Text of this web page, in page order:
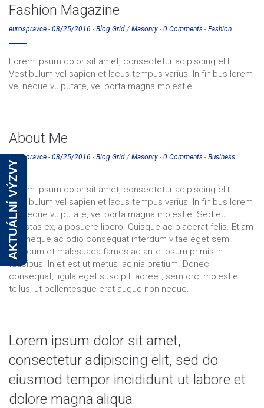
Fashion Magazine
eurospravce - 08/25/2016 - Blog Grid / Masonry - 0 Comments - Fashion
Lorem ipsum dolor sit amet, consectetur adipiscing elit.
Vestibulum vel sapien et lacus tempus varius. In finibus lorem
vel neque vulputate, vel porta magna molestie.
About Me
eurospravce - 08/25/2016 - Blog Grid / Masonry - 0 Comments - Business
Lorem ipsum dolor sit amet, consectetur adipiscing elit.
Vestibulum vel sapien et lacus tempus varius. In finibus lorem
vel neque vulputate, vel porta magna molestie. Sed eu
egestas ex, a posuere libero. Quisque ac placerat felis. Etiam
non neque ac odio consequat interdum vitae eget sem.
Interdum et malesuada fames ac ante ipsum primis in
faucibus. In et est ut metus lacinia pretium. Donec
consequat, ligula eget suscipit laoreet, sem orci molestie
tellus, ut pellentesque erat augue non neque.
Lorem ipsum dolor sit amet,
consectetur adipiscing elit, sed do
eiusmod tempor incididunt ut labore et
dolore magna aliqua.
AKTUÁLNÍ VÝZVY